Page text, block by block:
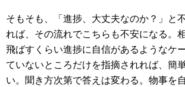
そもそも、「進捗、大丈夫なのか？」と
れば、その流れでこちらも不安になる。
飛ばすくらい進捗に自信があるようなケ
ていないところだけを指摘されれば、簡
い。聞き方次第で答えは変わる。物事を